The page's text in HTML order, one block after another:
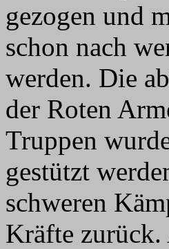
gezogen und
schon nach
werden. Die
der Roten
Truppen
gestützt
schweren
Kräfte zurück.